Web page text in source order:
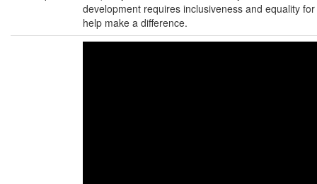
development requires inclusiveness and equality
help make a difference.